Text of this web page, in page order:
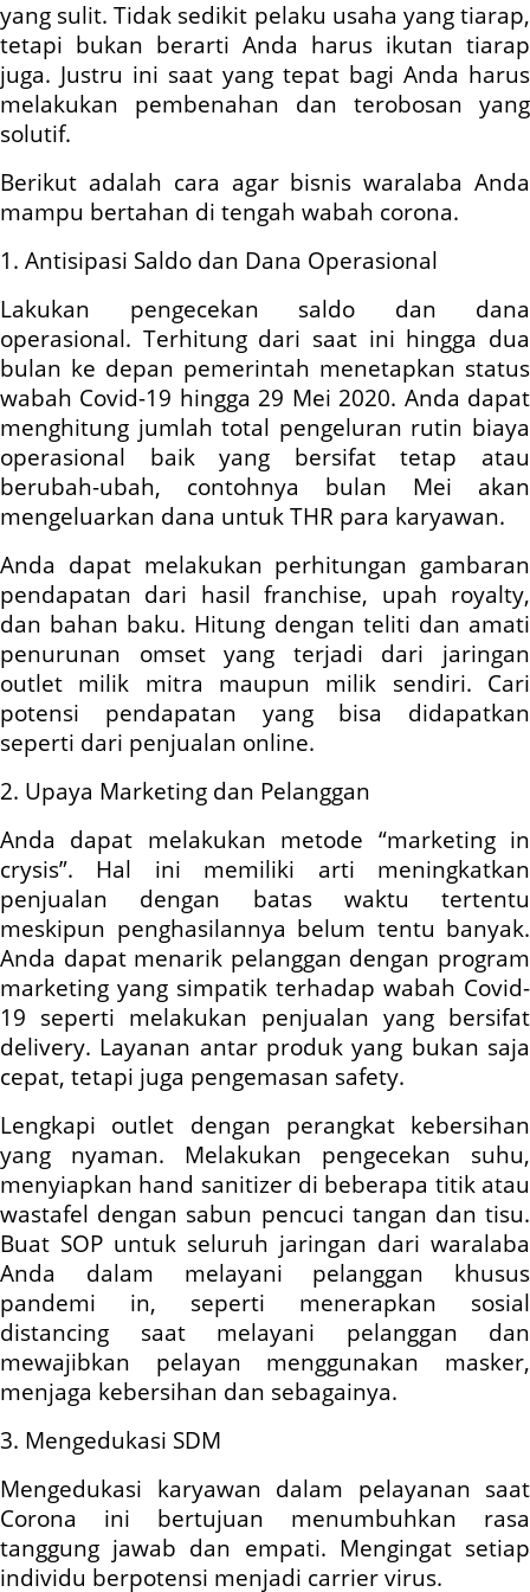
yang sulit. Tidak sedikit pelaku usaha yang tiarap,
tetapi bukan berarti Anda harus ikutan tiarap
juga. Justru ini saat yang tepat bagi Anda harus
melakukan pembenahan dan terobosan yang
solutif.
Berikut adalah cara agar bisnis waralaba Anda
mampu bertahan di tengah wabah corona.
1. Antisipasi Saldo dan Dana Operasional
Lakukan pengecekan saldo dan dana
operasional. Terhitung dari saat ini hingga dua
bulan ke depan pemerintah menetapkan status
wabah Covid-19 hingga 29 Mei 2020. Anda dapat
menghitung jumlah total pengeluran rutin biaya
operasional baik yang bersifat tetap atau
berubah-ubah, contohnya bulan Mei akan
mengeluarkan dana untuk THR para karyawan.
Anda dapat melakukan perhitungan gambaran
pendapatan dari hasil franchise, upah royalty,
dan bahan baku. Hitung dengan teliti dan amati
penurunan omset yang terjadi dari jaringan
outlet milik mitra maupun milik sendiri. Cari
potensi pendapatan yang bisa didapatkan
seperti dari penjualan online.
2. Upaya Marketing dan Pelanggan
Anda dapat melakukan metode “marketing in
crysis”. Hal ini memiliki arti meningkatkan
penjualan dengan batas waktu tertentu
meskipun penghasilannya belum tentu banyak.
Anda dapat menarik pelanggan dengan program
marketing yang simpatik terhadap wabah Covid-
19 seperti melakukan penjualan yang bersifat
delivery. Layanan antar produk yang bukan saja
cepat, tetapi juga pengemasan safety.
Lengkapi outlet dengan perangkat kebersihan
yang nyaman. Melakukan pengecekan suhu,
menyiapkan hand sanitizer di beberapa titik atau
wastafel dengan sabun pencuci tangan dan tisu.
Buat SOP untuk seluruh jaringan dari waralaba
Anda dalam melayani pelanggan khusus
pandemi in, seperti menerapkan sosial
distancing saat melayani pelanggan dan
mewajibkan pelayan menggunakan masker,
menjaga kebersihan dan sebagainya.
3. Mengedukasi SDM
Mengedukasi karyawan dalam pelayanan saat
Corona ini bertujuan menumbuhkan rasa
tanggung jawab dan empati. Mengingat setiap
individu berpotensi menjadi carrier virus.